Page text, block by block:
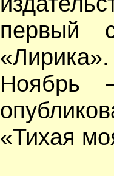
первый
«Лирика».
Ноябрь
«Тихая